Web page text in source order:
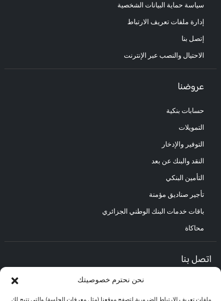
نحن نحترم خصوصيتك
ملفات تعريف الارتباط الضرورية لتصفح موقعنا (مثل معرفات الجلسة) والتي تتيح لك
سياسة حماية البيانات الشخصية
إدارة ملفات تعريف الارتباط
إتصل بنا
الاحتيال والنصب عبر الإنترنت
عروضنا
حسابات بنكية
التمويلات
التوفير والإدخار
النقد والبنك عن بعد
التأمين البنكي
تأجير صناديق مؤمنة
باقات خدمات البنك الوطني الجزائري
محاكاة
اتصل بنا